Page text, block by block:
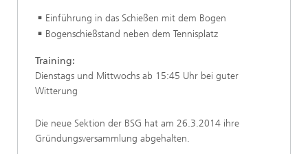
Einführung in das Schießen mit dem Bogen
Bogenschießstand neben dem Tennisplatz
Training:
Dienstags und Mittwochs ab 15:45 Uhr bei guter
Witterung
Die neue Sektion der BSG hat am 26.3.2014 ihre
Gründungsversammlung abgehalten.